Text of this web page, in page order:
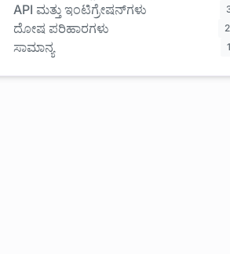
API ಮತ್ತು ಇಂಟಿಗ್ರೇಷನ್‌ಗಳು
ದೋಷ ಪರಿಹಾರಗಳು
ಸಾಮಾನ್ಯ